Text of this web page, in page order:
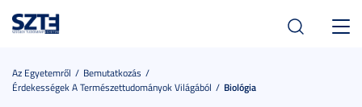
Az Egyetemről
Bemutatkozás
Érdekességek A Természettudományok Világából
Biológia